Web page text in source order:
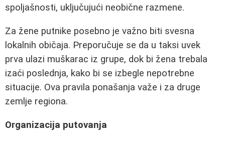
spoljašnosti, uključujući neobične razmene.
Za žene putnike posebno je važno biti svesna
lokalnih običaja. Preporučuje se da u taksi uvek
prva ulazi muškarac iz grupe, dok bi žena trebala
izaći poslednja, kako bi se izbegle nepotrebne
situacije. Ova pravila ponašanja važe i za druge
zemlje regiona.
Organizacija putovanja